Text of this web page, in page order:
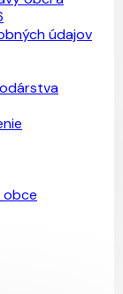
údajov
obce